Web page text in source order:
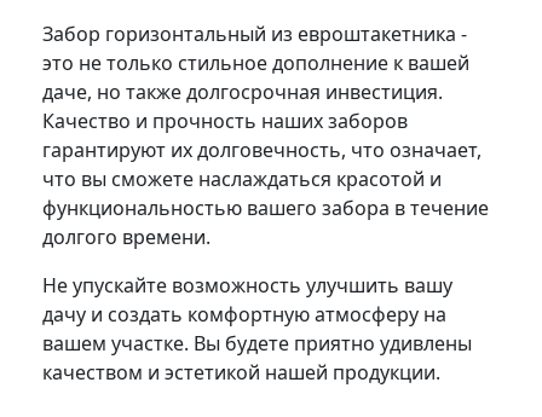
Забор горизонтальный из евроштакетника -
это не только стильное дополнение к вашей
даче, но также долгосрочная инвестиция.
Качество и прочность наших заборов
гарантируют их долговечность, что означает,
что вы сможете наслаждаться красотой и
функциональностью вашего забора в течение
долгого времени.
Не упускайте возможность улучшить вашу
дачу и создать комфортную атмосферу на
вашем участке. Вы будете приятно удивлены
качеством и эстетикой нашей продукции.